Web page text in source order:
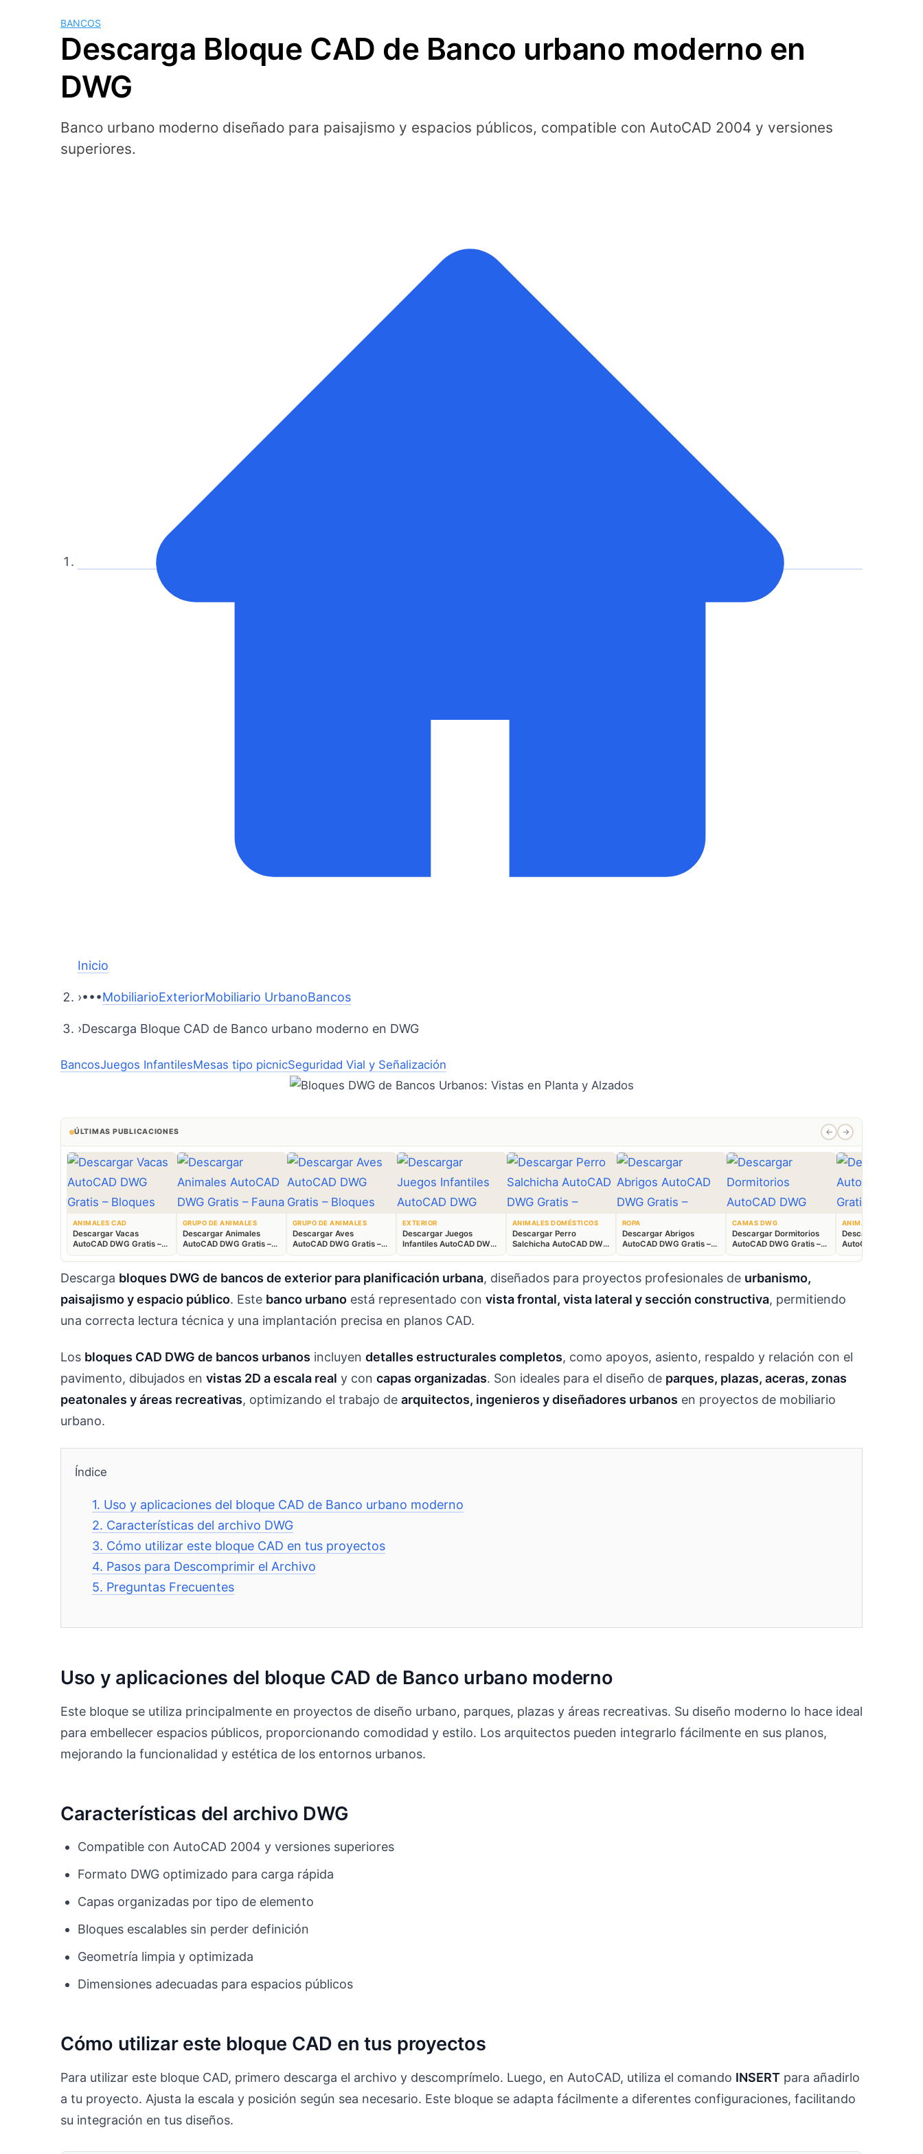
BANCOS
Descarga Bloque CAD de Banco urbano moderno en
DWG
Banco urbano moderno diseñado para paisajismo y espacios públicos, compatible con AutoCAD 2004 y versiones
superiores.
Inicio
›•••MobiliarioExteriorMobiliario UrbanoBancos
›Descarga Bloque CAD de Banco urbano moderno en DWG
BancosJuegos InfantilesMesas tipo picnicSeguridad Vial y Señalización
ÚLTIMAS PUBLICACIONES ← →
ANIMALES CAD
Descargar Vacas
AutoCAD DWG Gratis –
Bloques Ganaderos 2D
GRUPO DE ANIMALES
Descargar Animales
AutoCAD DWG Gratis –
Fauna 2D CAD
GRUPO DE ANIMALES
Descargar Aves
AutoCAD DWG Gratis –
Bloques Animales 2D
EXTERIOR
Descargar Juegos
Infantiles AutoCAD DWG
Gratis – Parque 2D
ANIMALES DOMÉSTICOS
Descargar Perro
Salchicha AutoCAD DWG
Gratis – Bloque 2D
ROPA
Descargar Abrigos
AutoCAD DWG Gratis –
Bloques 2D
CAMAS DWG
Descargar Dormitorios
AutoCAD DWG Gratis –
Bloques 2D
ANIMALES CAD
Descargar Akita
AutoCAD DWG
Bloque 2D Canino
Descarga bloques DWG de bancos de exterior para planificación urbana, diseñados para proyectos profesionales de urbanismo,
paisajismo y espacio público. Este banco urbano está representado con vista frontal, vista lateral y sección constructiva, permitiendo
una correcta lectura técnica y una implantación precisa en planos CAD.
Los bloques CAD DWG de bancos urbanos incluyen detalles estructurales completos, como apoyos, asiento, respaldo y relación con el
pavimento, dibujados en vistas 2D a escala real y con capas organizadas. Son ideales para el diseño de parques, plazas, aceras, zonas
peatonales y áreas recreativas, optimizando el trabajo de arquitectos, ingenieros y diseñadores urbanos en proyectos de mobiliario
urbano.
Índice
1. Uso y aplicaciones del bloque CAD de Banco urbano moderno
2. Características del archivo DWG
3. Cómo utilizar este bloque CAD en tus proyectos
4. Pasos para Descomprimir el Archivo
5. Preguntas Frecuentes
Uso y aplicaciones del bloque CAD de Banco urbano moderno
Este bloque se utiliza principalmente en proyectos de diseño urbano, parques, plazas y áreas recreativas. Su diseño moderno lo hace ideal
para embellecer espacios públicos, proporcionando comodidad y estilo. Los arquitectos pueden integrarlo fácilmente en sus planos,
mejorando la funcionalidad y estética de los entornos urbanos.
Características del archivo DWG
Compatible con AutoCAD 2004 y versiones superiores
Formato DWG optimizado para carga rápida
Capas organizadas por tipo de elemento
Bloques escalables sin perder definición
Geometría limpia y optimizada
Dimensiones adecuadas para espacios públicos
Cómo utilizar este bloque CAD en tus proyectos
Para utilizar este bloque CAD, primero descarga el archivo y descomprímelo. Luego, en AutoCAD, utiliza el comando INSERT para añadirlo
a tu proyecto. Ajusta la escala y posición según sea necesario. Este bloque se adapta fácilmente a diferentes configuraciones, facilitando
su integración en tus diseños.